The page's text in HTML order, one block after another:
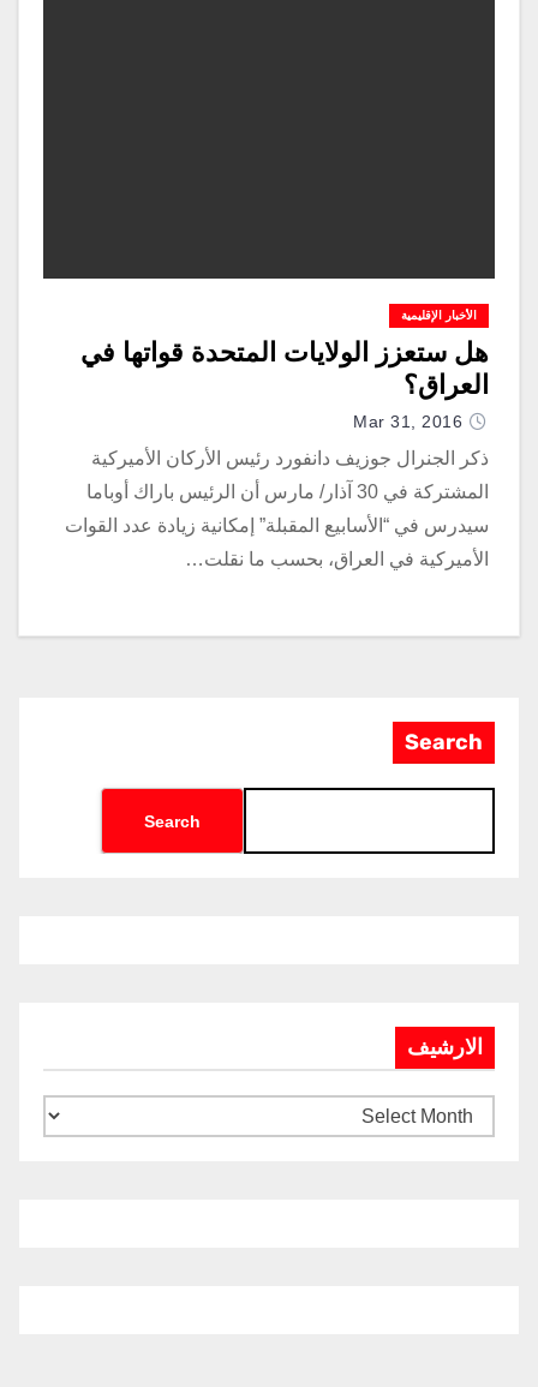
الأخبار الإقليمية
هل ستعزز الولايات المتحدة قواتها في
العراق؟
Mar 31, 2016
ذكر الجنرال جوزيف دانفورد رئيس الأركان الأميركية
المشتركة في 30 آذار/ مارس أن الرئيس باراك أوباما
سيدرس في “الأسابيع المقبلة” إمكانية زيادة عدد القوات
الأميركية في العراق، بحسب ما نقلت…
Search
Search
الارشيف